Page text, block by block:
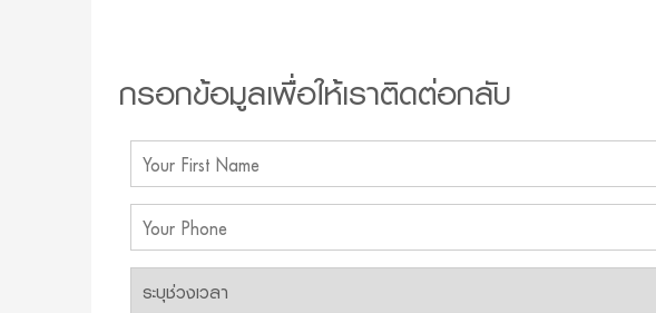
กรอกข้อมูลเพื่อให้เราติดต่อกลับ